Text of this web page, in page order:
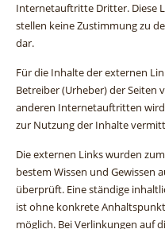
Internetauftritte Dritter. Diese
stellen keine Zustimmung zu
dar.
Für die Inhalte der externen
Betreiber (Urheber) der Seiten
anderen Internetauftritten
zur Nutzung der Inhalte
Die externen Links wurden
bestem Wissen und Gewissen
überprüft. Eine ständige
ist ohne konkrete
möglich. Bei Verlinkungen auf